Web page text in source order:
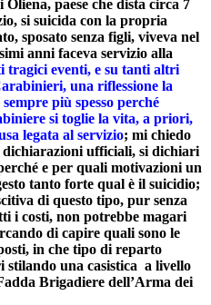
paese che dista circa 7
si suicida con la propria
sposato senza figli, viveva nel
anni faceva servizio alla
tragici eventi, e su tanti altri
una riflessione la
più spesso perché
si toglie la vita, a priori,
legata al servizio; mi chiedo
dichiarazioni ufficiali, si dichiari
e per quali motivazioni un
tanto forte qual è il suicidio;
di questo tipo, pur senza
i costi, non potrebbe magari
di capire quali sono le
in che tipo di reparto
stilando una casistica a livello
Brigadiere dell’Arma dei